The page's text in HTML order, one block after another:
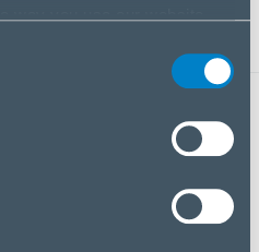
“Accept all cookies”. If
or reject cookies, please